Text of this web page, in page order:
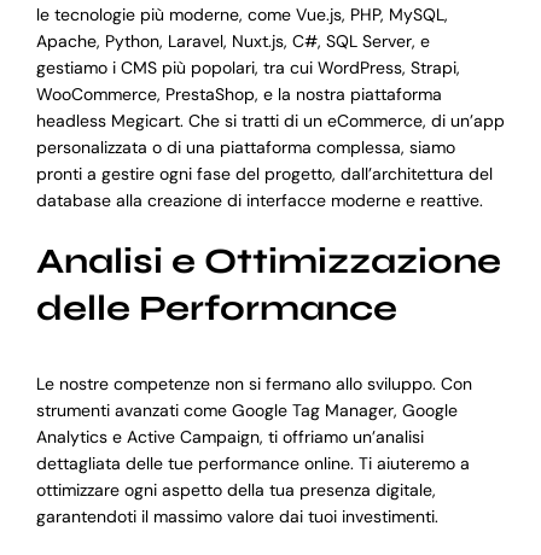
le tecnologie più moderne, come Vue.js, PHP, MySQL,
Apache, Python, Laravel, Nuxt.js, C#, SQL Server, e
gestiamo i CMS più popolari, tra cui WordPress, Strapi,
WooCommerce, PrestaShop, e la nostra piattaforma
headless Megicart. Che si tratti di un eCommerce, di un’app
personalizzata o di una piattaforma complessa, siamo
pronti a gestire ogni fase del progetto, dall’architettura del
database alla creazione di interfacce moderne e reattive.
Analisi e Ottimizzazione
delle Performance
Le nostre competenze non si fermano allo sviluppo. Con
strumenti avanzati come Google Tag Manager, Google
Analytics e Active Campaign, ti offriamo un’analisi
dettagliata delle tue performance online. Ti aiuteremo a
ottimizzare ogni aspetto della tua presenza digitale,
garantendoti il massimo valore dai tuoi investimenti.